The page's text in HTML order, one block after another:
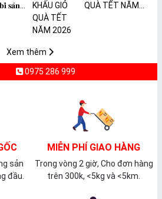
𝐬𝐚̉𝐧
QUÀ TẾT NĂM
Xem thêm
0975 286 999
sản
đầu.
MIỄN PHÍ GIAO HÀNG
Trong vòng 2 giờ, Cho đơn hàng
trên 300k, <5kg và <5km.